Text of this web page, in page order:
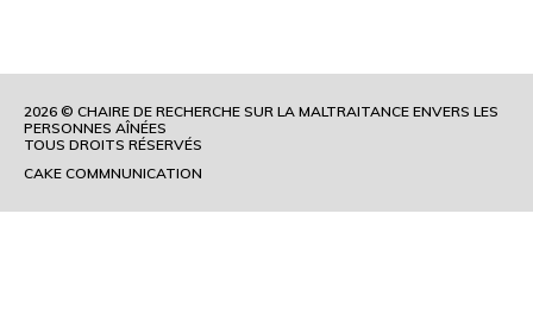
2026 © CHAIRE DE RECHERCHE SUR LA MALTRAITANCE ENVERS LES
PERSONNES AÎNÉES
TOUS DROITS RÉSERVÉS
CAKE COMMNUNICATION